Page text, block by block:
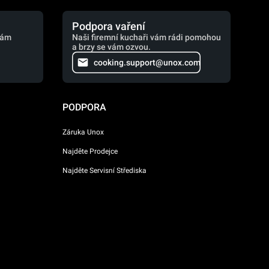
Podpora vaření
Naši firemní kuchaři vám rádi pomohou
a brzy se vám ozvou.
cooking.support@unox.com
PODPORA
Záruka Unox
Najděte Prodejce
Najděte Servisní Střediska